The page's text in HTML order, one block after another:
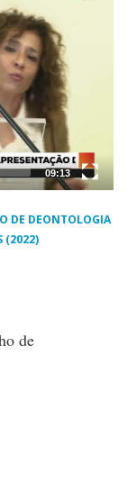
09:13
DE DEONTOLOGIA
(2022)
de